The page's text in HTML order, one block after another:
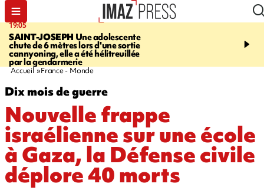
19:05
SAINT-JOSEPH Une adolescente
chute de 6 mètres lors d'une sortie
cannyoning, elle a été hélitreuillée
par la gendarmerie
20:44
rouée de coups,
Accueil France - Monde
Dix mois de guerre
Nouvelle frappe
israélienne sur une école
à Gaza, la Défense civile
déplore 40 morts